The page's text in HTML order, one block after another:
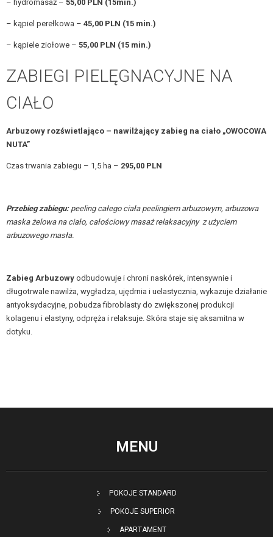
– hydromasaż – 55,00 PLN (15min.)
– kąpiel perełkowa – 45,00 PLN (15 min.)
– kąpiele ziołowe – 55,00 PLN (15 min.)
ZABIEGI PIELĘGNACYJNE NA
CIAŁO
Arbuzowy rozświetlająco – nawilżający zabieg na ciało „OWOCOWA
NUTA”
Czas trwania zabiegu – 1,5 ha – 295,00 PLN
Przebieg zabiegu:peeling całego ciała peelingiem arbuzowym, arbuzowa
maska żelowa na ciało, całościowy masaż relaksacyjny z użyciem
arbuzowego masła.
Zabieg Arbuzowy odbudowuje i chroni naskórek, intensywnie i
długotrwale nawilża, wygładza, ujędrnia i uelastycznia, wykazuje działanie
antyoksydacyjne, pobudza fibroblasty do zwiększonej produkcji
kolagenu i elastyny, odpręża i relaksuje. Skóra staje się aksamitna w
dotyku.
MENU
POKOJE STANDARD
POKOJE SUPERIOR
APARTAMENT